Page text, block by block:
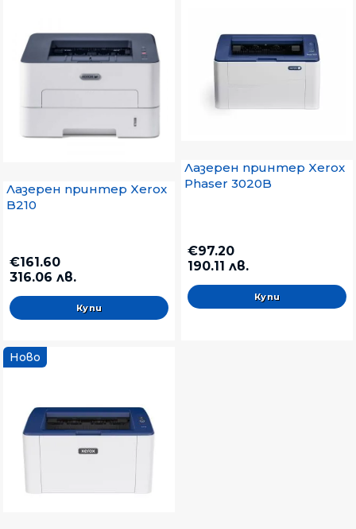
Лазерен принтер Xerox
B210
€161.60
316.06 лв.
Лазерен принтер Xerox
Phaser 3020B
€97.20
190.11 лв.
Ново